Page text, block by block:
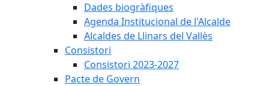
Dades biogràfiques
Agenda Institucional de l'Alcalde
Alcaldes de Llinars del Vallès
Consistori
Consistori 2023-2027
Pacte de Govern